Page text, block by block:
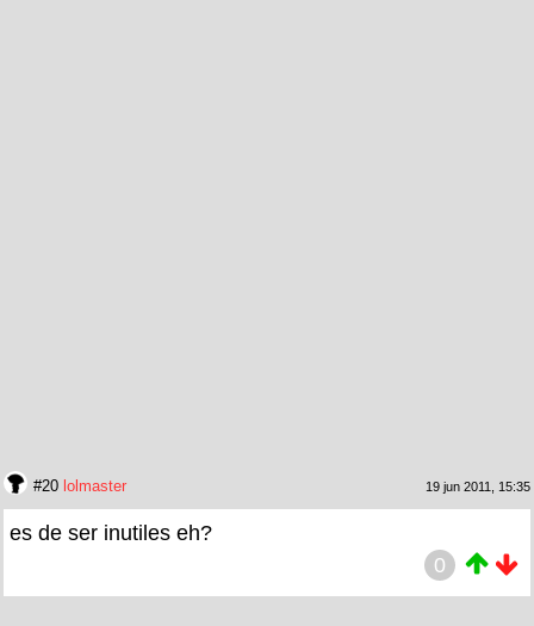
#20 lolmaster 19 jun 2011, 15:35
es de ser inutiles eh?
0